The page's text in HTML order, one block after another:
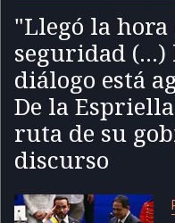
"Llegó la
seguridad
diálogo está
De la
ruta de su
discurso